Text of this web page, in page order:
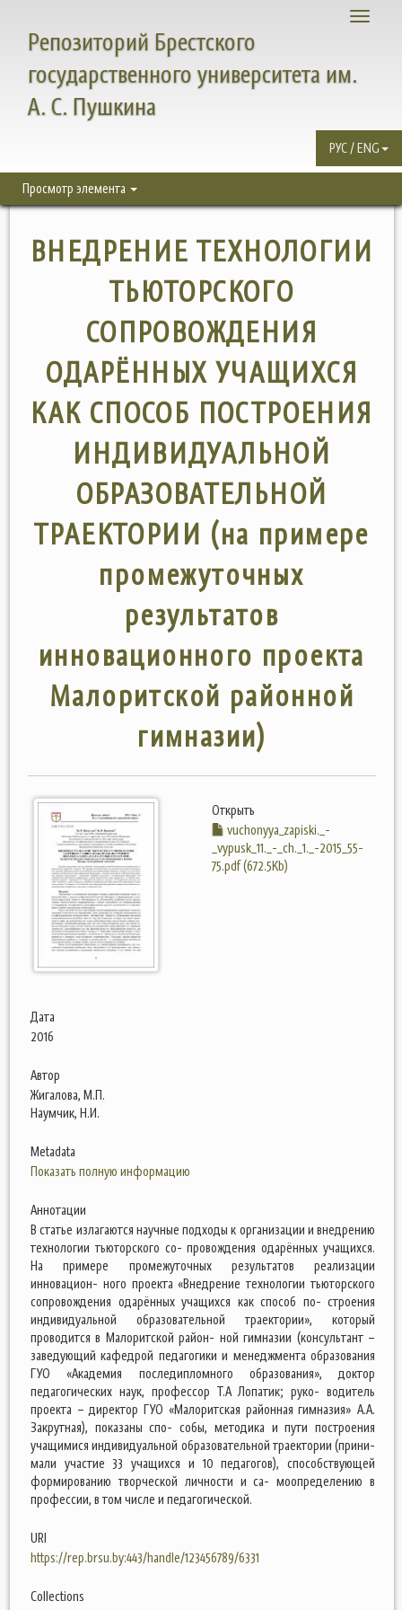
Toggle
Репозиторий Брестского
государственного университета им.
А. С. Пушкина
РУС / ENG
Просмотр элемента
ВНЕДРЕНИЕ ТЕХНОЛОГИИ
ТЬЮТОРСКОГО
СОПРОВОЖДЕНИЯ
ОДАРЁННЫХ УЧАЩИХСЯ
КАК СПОСОБ ПОСТРОЕНИЯ
ИНДИВИДУАЛЬНОЙ
ОБРАЗОВАТЕЛЬНОЙ
ТРАЕКТОРИИ (на примере
промежуточных
результатов
инновационного проекта
Малоритской районной
гимназии)
Открыть
vuchonyya_zapiski._-
_vypusk_11._-_ch._1._-2015_55-
75.pdf (672.5Kb)
Дата
2016
Автор
Жигалова, М.П.
Наумчик, Н.И.
Metadata
Показать полную информацию
Аннотации
В статье излагаются научные подходы к организации и внедрению
технологии тьюторского со- провождения одарённых учащихся.
На примере промежуточных результатов реализации
инновацион- ного проекта «Внедрение технологии тьюторского
сопровождения одарённых учащихся как способ по- строения
индивидуальной образовательной траектории», который
проводится в Малоритской район- ной гимназии (консультант –
заведующий кафедрой педагогики и менеджмента образования
ГУО «Академия последипломного образования», доктор
педагогических наук, профессор Т.А Лопатик; руко- водитель
проекта – директор ГУО «Малоритская районная гимназия» А.А.
Закрутная), показаны спо- собы, методика и пути построения
учащимися индивидуальной образовательной траектории (прини-
мали участие 33 учащихся и 10 педагогов), способствующей
формированию творческой личности и са- моопределению в
профессии, в том числе и педагогической.
URI
https://rep.brsu.by:443/handle/123456789/6331
Collections